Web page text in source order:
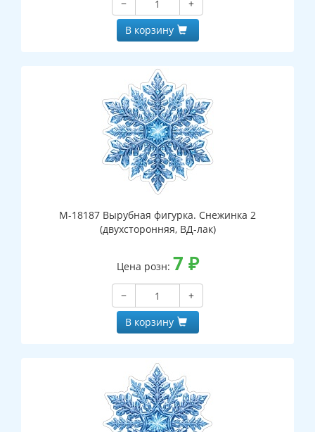
−
+
В корзину
М-18187 Вырубная фигурка. Снежинка 2
(двухсторонняя, ВД-лак)
Цена розн: 7 ₽
−
+
В корзину